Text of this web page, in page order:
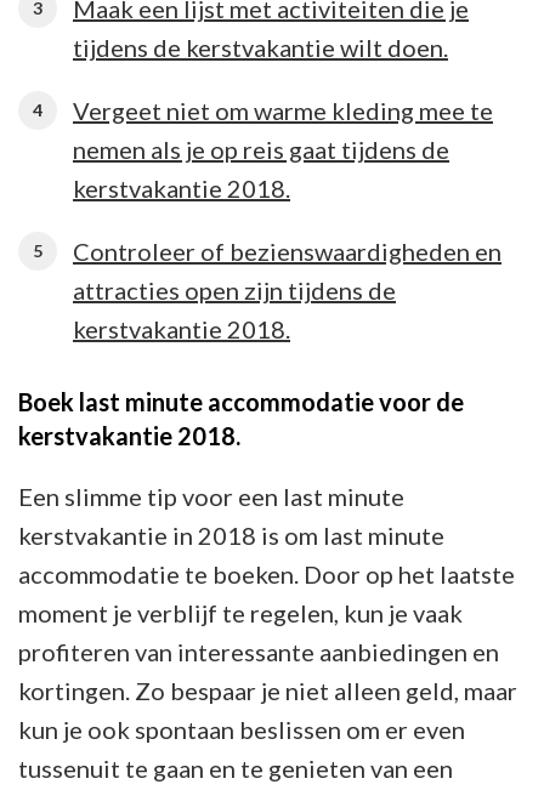
Maak een lijst met activiteiten die je
tijdens de kerstvakantie wilt doen.
Vergeet niet om warme kleding mee te
nemen als je op reis gaat tijdens de
kerstvakantie 2018.
Controleer of bezienswaardigheden en
attracties open zijn tijdens de
kerstvakantie 2018.
Boek last minute accommodatie voor de
kerstvakantie 2018.
Een slimme tip voor een last minute
kerstvakantie in 2018 is om last minute
accommodatie te boeken. Door op het laatste
moment je verblijf te regelen, kun je vaak
profiteren van interessante aanbiedingen en
kortingen. Zo bespaar je niet alleen geld, maar
kun je ook spontaan beslissen om er even
tussenuit te gaan en te genieten van een